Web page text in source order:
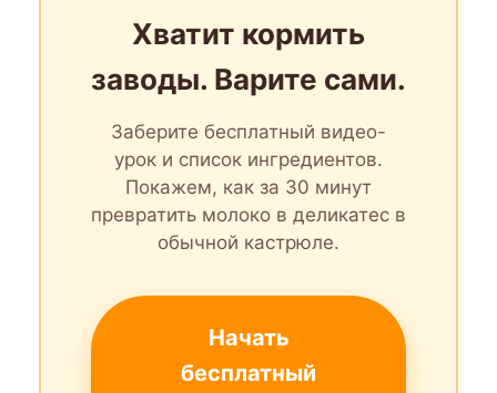
Хватит кормить
заводы. Варите сами.
Заберите бесплатный видео-
урок и список ингредиентов.
Покажем, как за 30 минут
превратить молоко в деликатес в
обычной кастрюле.
Начать
бесплатный